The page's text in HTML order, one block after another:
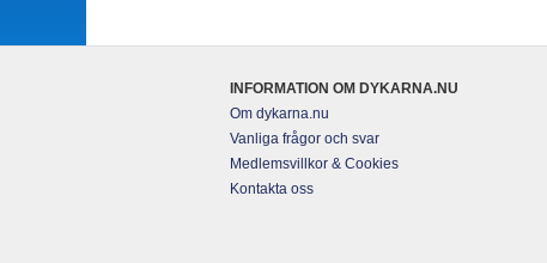
INFORMATION OM DYKARNA.NU
Om dykarna.nu
Vanliga frågor och svar
Medlemsvillkor & Cookies
Kontakta oss